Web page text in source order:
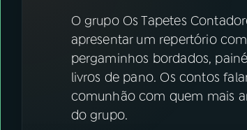
FESTIVAL DE MÚSICA
ACOMPANHE A RÁDIO NACIONAL
Instagram
O grupo Os Tapetes
apresentar um repertório
pergaminhos bordados,
livros de pano. Os contos
comunhão com quem mais
do grupo.